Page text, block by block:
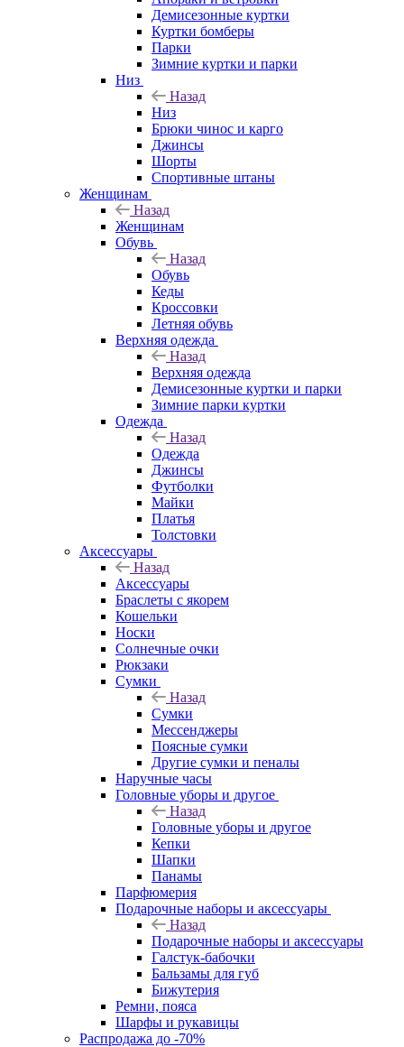
Демисезонные куртки
Куртки бомберы
Парки
Зимние куртки и парки
Низ
Назад
Низ
Брюки чинос и карго
Джинсы
Шорты
Спортивные штаны
Женщинам
Назад
Женщинам
Обувь
Назад
Обувь
Кеды
Кроссовки
Летняя обувь
Верхняя одежда
Назад
Верхняя одежда
Демисезонные куртки и парки
Зимние парки куртки
Одежда
Назад
Одежда
Джинсы
Футболки
Майки
Платья
Толстовки
Аксессуары
Назад
Аксессуары
Браслеты с якорем
Кошельки
Носки
Солнечные очки
Рюкзаки
Сумки
Назад
Сумки
Мессенджеры
Поясные сумки
Другие сумки и пеналы
Наручные часы
Головные уборы и другое
Назад
Головные уборы и другое
Кепки
Шапки
Панамы
Парфюмерия
Подарочные наборы и аксессуары
Назад
Подарочные наборы и аксессуары
Галстук-бабочки
Бальзамы для губ
Бижутерия
Ремни, пояса
Шарфы и рукавицы
Распродажа до -70%